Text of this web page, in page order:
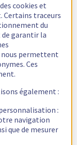
cookies et
Certains traceurs
du
garantir la
nous permettent
Ces
également :
:
navigation
que de mesurer